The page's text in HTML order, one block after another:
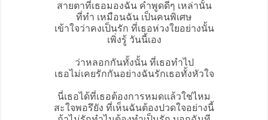
สายตาที่เธอมองฉัน คำพูดดีๆ เหล่านั้น
ที่ทำ เหมือนฉัน เป็นคนพิเศษ
เข้าใจว่าคงเป็นรัก ที่เธอห่วงใยอย่างนั้น
เพิ่งรู้ วันนี้เอง
ว่าหลอกกันทั้งนั้น ที่เธอทำไป
เธอไม่เคยรักกันอย่างฉันรักเธอทั้งหัวใจ
นี่เธอได้ที่เธอต้องการหมดแล้วใช่ไหม
สะใจพอรึยัง ที่เห็นฉันต้องปวดใจอย่างนี้